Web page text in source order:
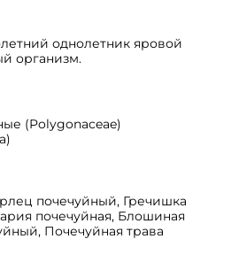
однолетник яровой
организм.
(Polygonaceae)
почечуйный, Гречишка
почечуйная, Блошиная
Почечуйная трава